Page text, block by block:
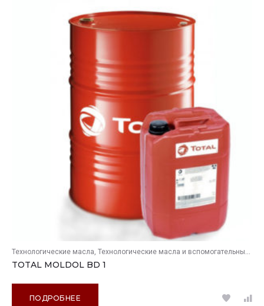
Технологические масла Технологические масла и вспомогательные продукты
TOTAL MOLDOL BD 1
ПОДРОБНЕЕ